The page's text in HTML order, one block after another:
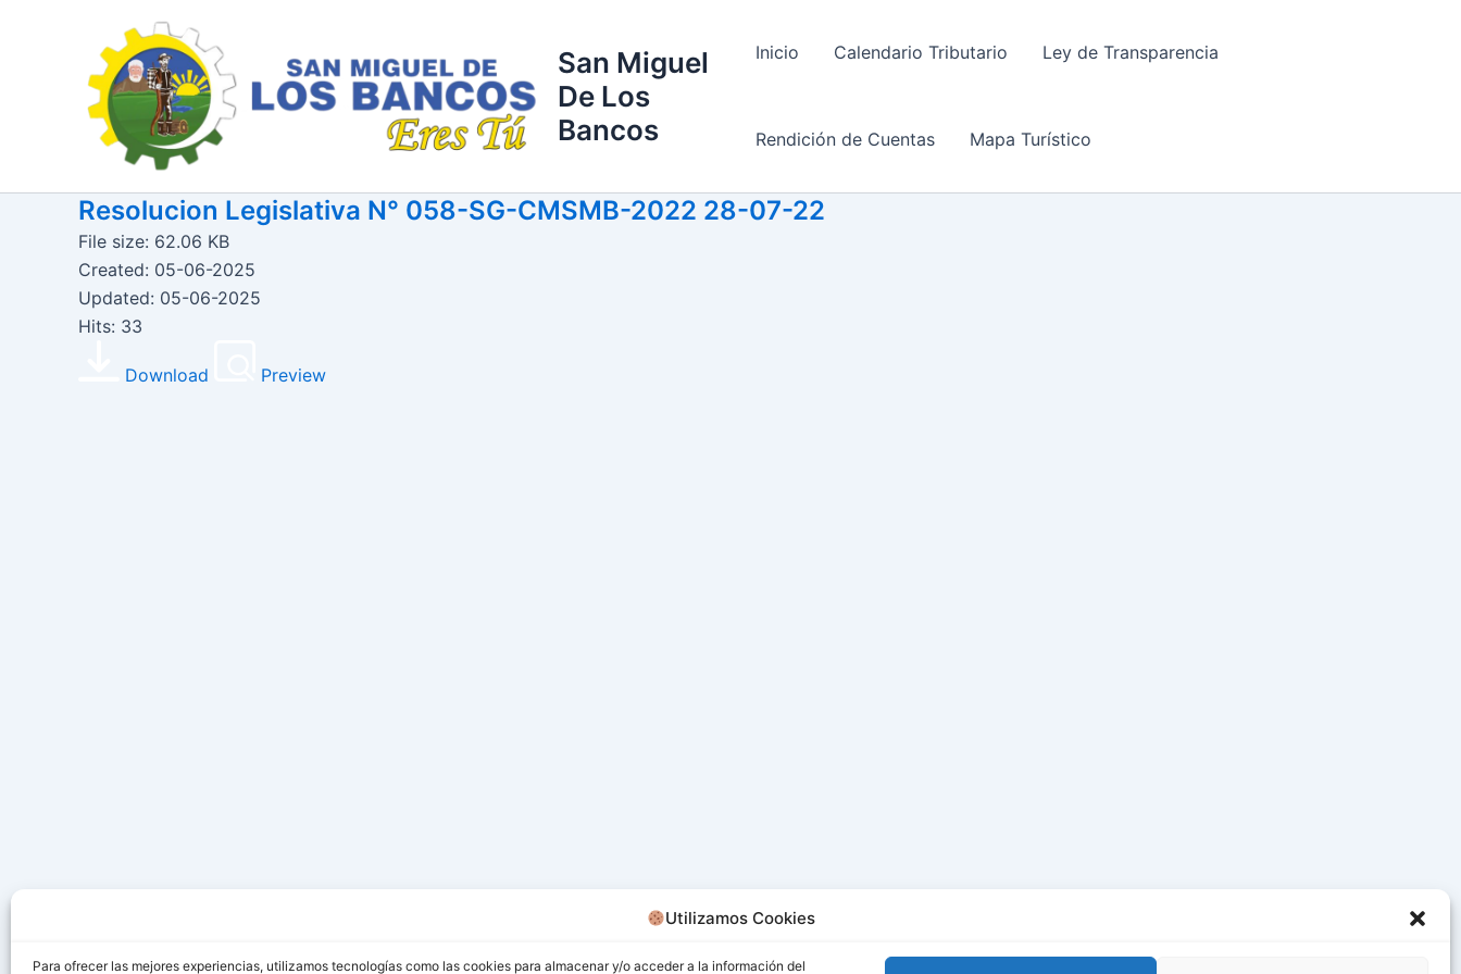
Utilizamos Cookies
Para ofrecer las mejores experiencias, utilizamos tecnologías como las cookies para almacenar y/o acceder a la información del
San Miguel
De Los
Bancos
Inicio Calendario Tributario Ley de Transparencia
Rendición de Cuentas Mapa Turístico
Resolucion Legislativa N° 058-SG-CMSMB-2022 28-07-22
File size: 62.06 KB
Created: 05-06-2025
Updated: 05-06-2025
Hits: 33
Download Preview